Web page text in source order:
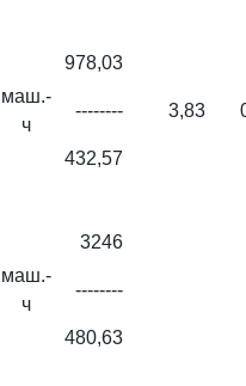
маш.-
ч
978,03
--------
432,57
3,83
маш.-
ч
3246
--------
480,63